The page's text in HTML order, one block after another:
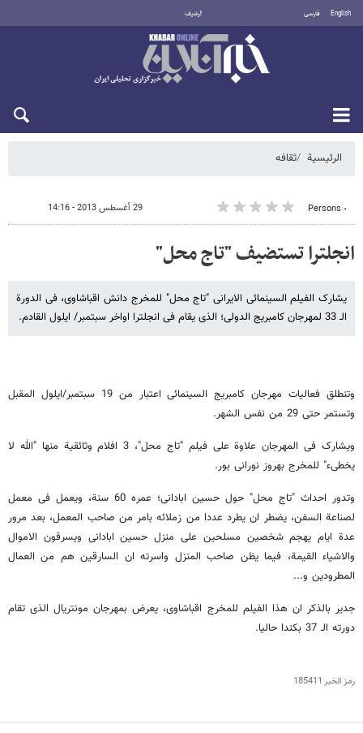
English فارسی أرشيف
الرئيسية ثقافه
٠ Persons 29 أغسطس 2013 - 14:16
انجلترا تستضیف "تاج محل"
یشارک الفیلم السینمائی الایرانی "تاج محل" للمخرج دانش اقباشاوی، فی الدورة
الـ 33 لمهرجان کامبریج الدولی؛ الذی یقام فی انجلترا اواخر سبتمبر/ ایلول القادم.
وتنطلق فعالیات مهرجان کامبریج السینمائی اعتبار من 19 سبتمبر/ایلول المقبل
وتستمر حتى 29 من نفس الشهر.
ویشارک فی المهرجان علاوة على فیلم "تاج محل"، 3 افلام وثائقیة منها "الله لا
یخطىء" للمخرج بهروز نورانی بور.
وتدور احداث "تاج محل" حول حسین ابادانی؛ عمره 60 سنة، ویعمل فی معمل
لصناعة السفن، یضطر ان یطرد عددا من زملائه بامر من صاحب المعمل، بعد مرور
عدة ایام یهجم شخصین مسلحین على منزل حسین ابادانی ویسرقون الاموال
والاشیاء القیمة، فیما یظن صاحب المنزل واسرته ان السارقین هم من العمال
المطرودین و...
جدیر بالذکر ان هذا الفیلم للمخرج اقباشاوی، یعرض بمهرجان مونتریال الذی تقام
دورته الـ 37 بکندا حالیا.
رمز الخبر 185411